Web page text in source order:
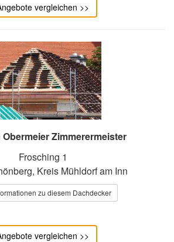
vergleichen >>
Zimmerermeister
Frosching 1
Kreis Mühldorf am Inn
zu diesem Dachdecker
vergleichen >>